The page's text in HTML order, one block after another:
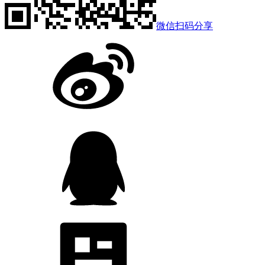
微信扫码分享